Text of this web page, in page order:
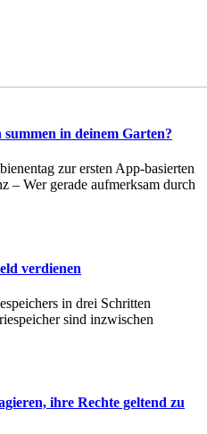
in deinem Garten?
zur ersten App-basierten
– Wer gerade aufmerksam durch
verdienen
in drei Schritten
sind inzwischen
ihre Rechte geltend zu